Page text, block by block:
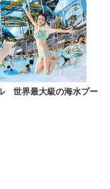
世界最大級の海水プー